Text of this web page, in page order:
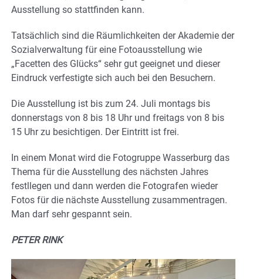
Ausstellung so stattfinden kann.
Tatsächlich sind die Räumlichkeiten der Akademie der
Sozialverwaltung für eine Fotoausstellung wie
„Facetten des Glücks“ sehr gut geeignet und dieser
Eindruck verfestigte sich auch bei den Besuchern.
Die Ausstellung ist bis zum 24. Juli montags bis
donnerstags von 8 bis 18 Uhr und freitags von 8 bis
15 Uhr zu besichtigen. Der Eintritt ist frei.
In einem Monat wird die Fotogruppe Wasserburg das
Thema für die Ausstellung des nächsten Jahres
festllegen und dann werden die Fotografen wieder
Fotos für die nächste Ausstellung zusammentragen.
Man darf sehr gespannt sein.
PETER RINK